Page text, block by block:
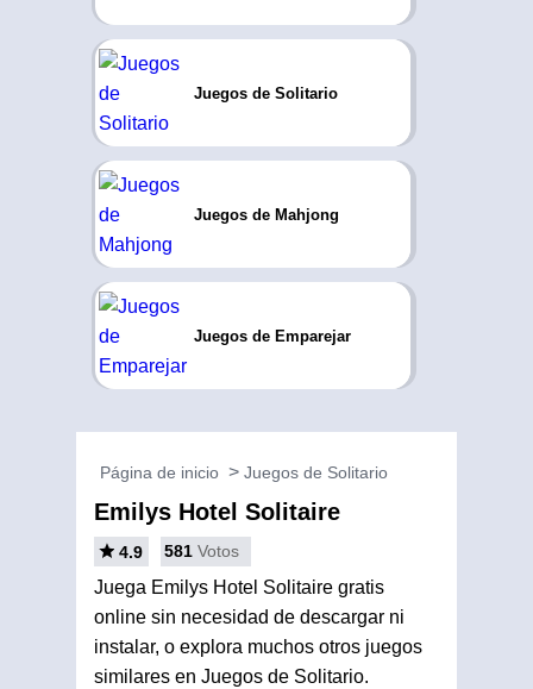
Juegos de Solitario
Juegos de Mahjong
Juegos de Emparejar
Página de inicio Juegos de Solitario
Emilys Hotel Solitaire
4.9 581 Votos
Juega Emilys Hotel Solitaire gratis
online sin necesidad de descargar ni
instalar, o explora muchos otros juegos
similares en Juegos de Solitario.